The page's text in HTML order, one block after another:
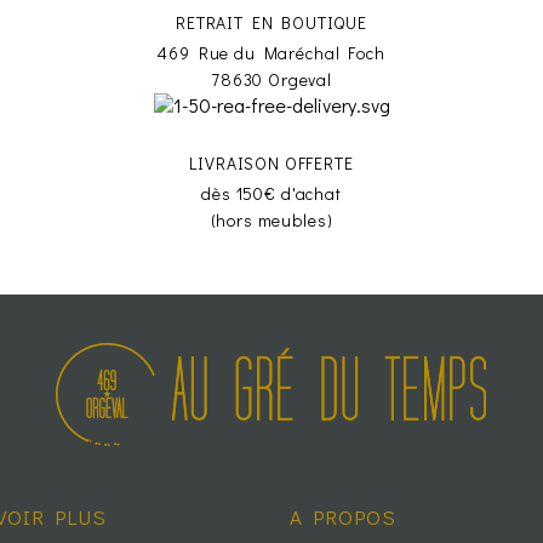
RETRAIT EN BOUTIQUE
469 Rue du Maréchal Foch
78630 Orgeval
LIVRAISON OFFERTE
dès 150€ d'achat
(hors meubles)
PLUS A PROPOS